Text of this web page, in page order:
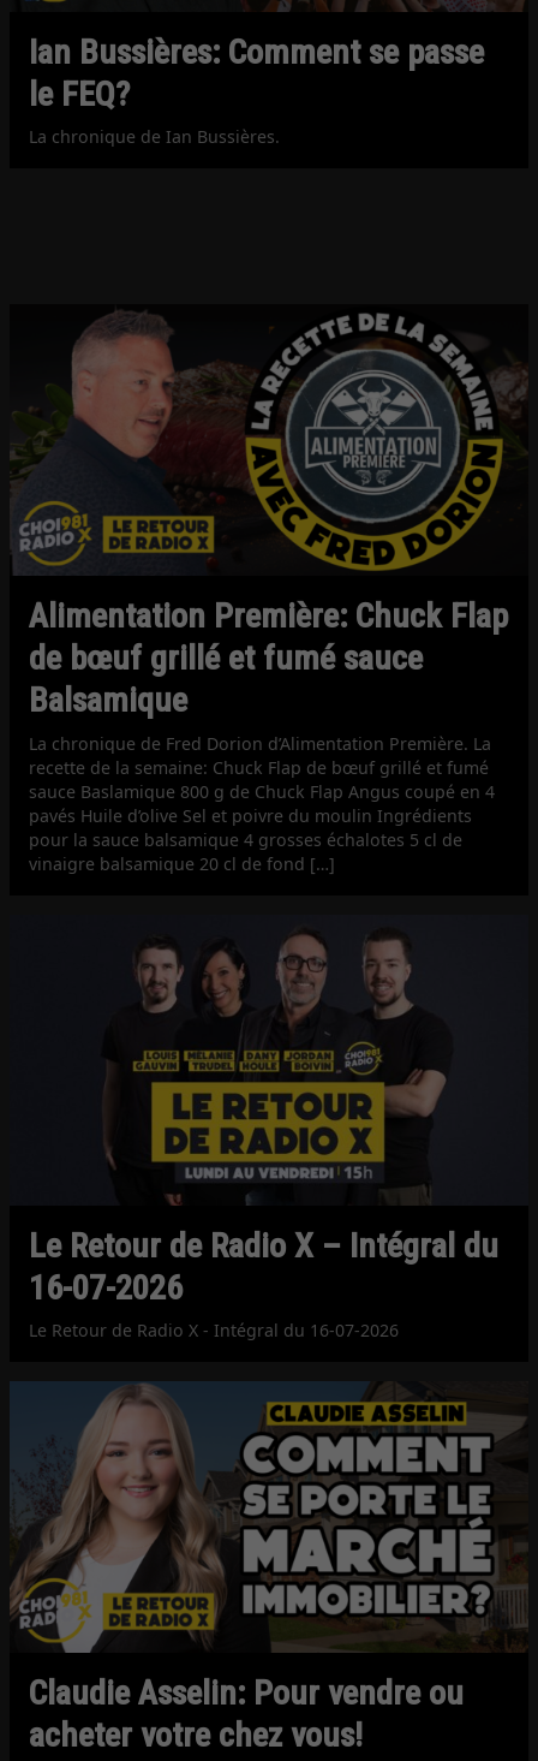
Ian Bussières: Comment se passe
le FEQ?
La chronique de Ian Bussières.
Alimentation Première: Chuck Flap
de bœuf grillé et fumé sauce
Balsamique
La chronique de Fred Dorion d’Alimentation Première. La
recette de la semaine: Chuck Flap de bœuf grillé et fumé
sauce Baslamique 800 g de Chuck Flap Angus coupé en 4
pavés Huile d’olive Sel et poivre du moulin Ingrédients
pour la sauce balsamique 4 grosses échalotes 5 cl de
vinaigre balsamique 20 cl de fond […]
Le Retour de Radio X – Intégral du
16-07-2026
Le Retour de Radio X - Intégral du 16-07-2026
Claudie Asselin: Pour vendre ou
acheter votre chez vous!